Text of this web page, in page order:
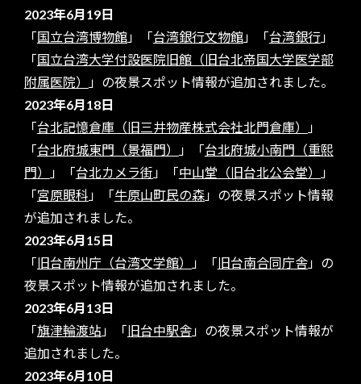
2023年6月19日
「国立台湾博物館」「台湾銀行文物館」「台湾銀行」
「国立台湾大学付設医院旧館（旧台北帝国大学医学部
附属医院）
」の夜景スポット情報が追加されました。
2023年6月18日
「台北記憶倉庫（旧三井物産株式会社北門倉庫）
」
「台北府城東門（景福門） 」「台北府城小南門（重熙
門）
」「台北カメラ街 」「中山堂（旧台北公会堂）
」
「宮原眼科 」「牛原山町民の森」の夜景スポット情報
が追加されました。
2023年6月15日
「旧台南州庁（台湾文学館） 」「旧台南合同庁舎」の
夜景スポット情報が追加されました。
2023年6月13日
「旗津輪渡站 」「旧台中駅舎」の夜景スポット情報が
追加されました。
2023年6月10日